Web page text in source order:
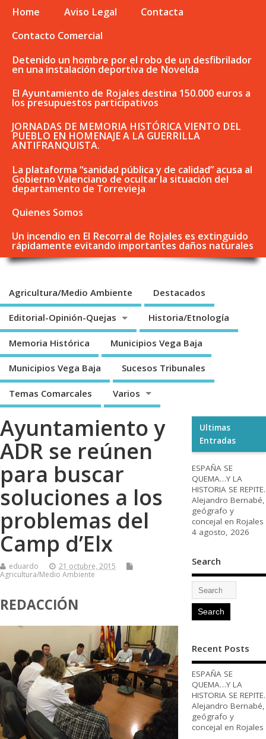
Home Aviso Legal
Contacta
Contacto Comercial
Detenido un hombre por el robo de un desfibrilador
en una instalación deportiva de Novelda
El Ayuntamiento de Rojales destina 150.000 euros a
los presupuestos participativos
JORNADAS DE MEMORIA HISTÓRICA VIENTO DEL
PUEBLO EN HOMENAJE A LA GUERRILLA
ANTIFRANQUISTA.
La plataforma “sanidad pública y de calidad” acusa al
Gobierno Valenciano de ocultar la situación del
departamento de Torrevieja
Quienes Somos
Un incendio en El Recorral de Rojales es extinguido
rápidamente evitando importantes daños naturales
Agricultura/Medio Ambiente Destacados
Editorial-Opinión-Quejas Historia/Etnología
Memoria Histórica Municipios Vega Baja
Municipios Vega Baja Sucesos Tribunales
Temas Comarcales Varios
Ayuntamiento y
ADR se reúnen
para buscar
soluciones a los
problemas del
Camp d’Elx
eduardo
21 octubre, 2015
Agricultura/Medio Ambiente
REDACCIÓN
Ultimas
Entradas
ESPAÑA SE
QUEMA…Y LA
HISTORIA SE REPITE.
Alejandro Bernabé,
geógrafo y
concejal en Rojales
4 agosto, 2026
Search
Recent Posts
ESPAÑA SE
QUEMA…Y LA
HISTORIA SE REPITE.
Alejandro Bernabé,
geógrafo y
concejal en Rojales